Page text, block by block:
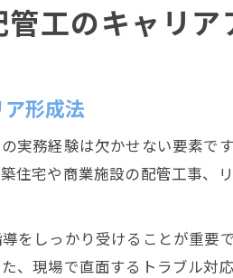
工のキャリア
形成法
実務経験は欠かせない要素
住宅や商業施設の配管工事
をしっかり受けることが重
、現場で直面するトラブル